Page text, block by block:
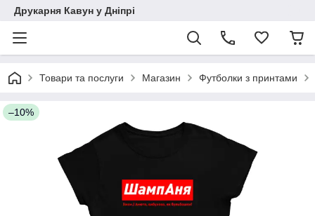
Друкарня Кавун у Дніпрі
Товари та послуги Магазин Футболки з принтами
–10%